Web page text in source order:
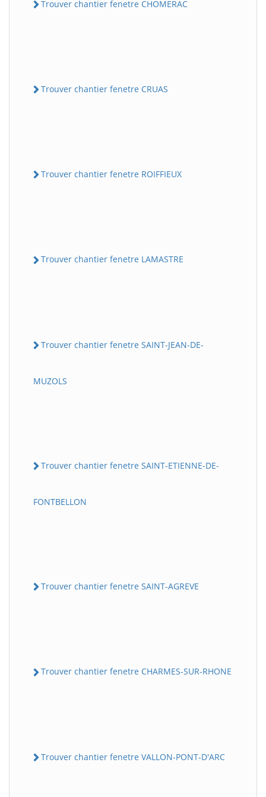
Trouver chantier fenetre CHOMERAC
Trouver chantier fenetre CRUAS
Trouver chantier fenetre ROIFFIEUX
Trouver chantier fenetre LAMASTRE
Trouver chantier fenetre SAINT-JEAN-DE-
MUZOLS
Trouver chantier fenetre SAINT-ETIENNE-DE-
FONTBELLON
Trouver chantier fenetre SAINT-AGREVE
Trouver chantier fenetre CHARMES-SUR-RHONE
Trouver chantier fenetre VALLON-PONT-D'ARC